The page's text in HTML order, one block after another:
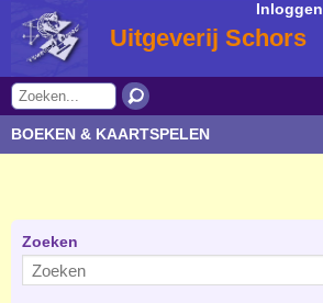
Inloggen
Uitgeverij Schors
BOEKEN & KAARTSPELEN
AUTEUR/SOORT
BESTELLEN
Zoeken